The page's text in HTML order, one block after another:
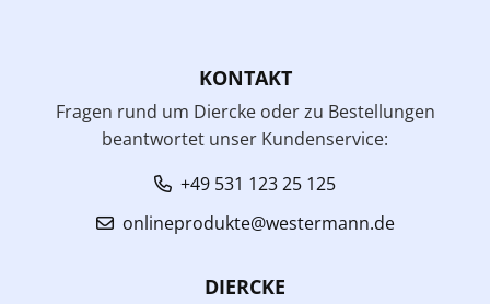
KONTAKT
Fragen rund um Diercke oder zu Bestellungen
beantwortet unser Kundenservice:
+49 531 123 25 125
onlineprodukte@westermann.de
DIERCKE